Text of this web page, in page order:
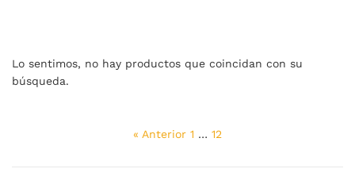
Lo sentimos, no hay productos que coincidan con su
búsqueda.
« Anterior 1 … 12